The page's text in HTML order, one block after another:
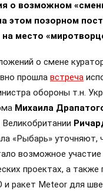
о возможном
этом позорном
место
о смене
прошла встреча
обороны т.н.
Михаила
«Рыбарь» уточняют,
возможное участие
проектах, а также
ракет Meteor для